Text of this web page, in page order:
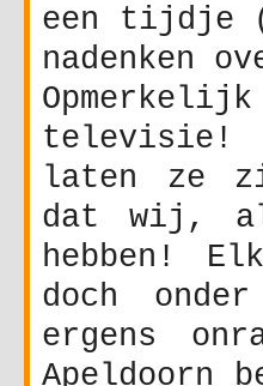
een tijdje
nadenken
laten ze
dat wij,
hebben!
doch
ergens
Apeldoorn